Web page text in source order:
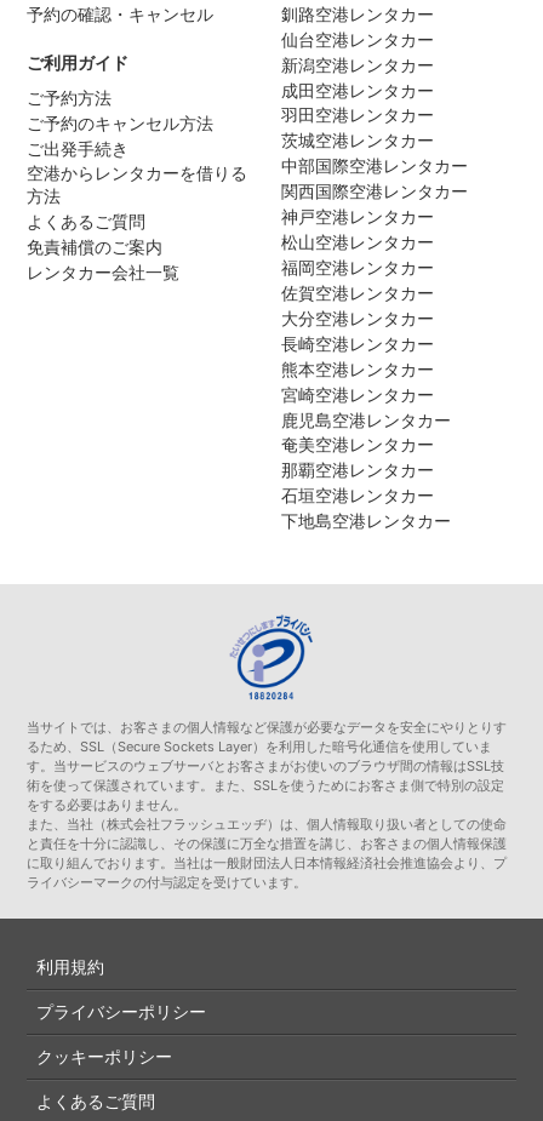
予約の確認・キャンセル
ご利用ガイド
ご予約方法
ご予約のキャンセル方法
ご出発手続き
空港からレンタカーを借りる
方法
よくあるご質問
免責補償のご案内
レンタカー会社一覧
釧路空港レンタカー
仙台空港レンタカー
新潟空港レンタカー
成田空港レンタカー
羽田空港レンタカー
茨城空港レンタカー
中部国際空港レンタカー
関西国際空港レンタカー
神戸空港レンタカー
松山空港レンタカー
福岡空港レンタカー
佐賀空港レンタカー
大分空港レンタカー
長崎空港レンタカー
熊本空港レンタカー
宮崎空港レンタカー
鹿児島空港レンタカー
奄美空港レンタカー
那覇空港レンタカー
石垣空港レンタカー
下地島空港レンタカー
当サイトでは、お客さまの個人情報など保護が必要なデータを安全にやりとりす
るため、SSL（Secure Sockets Layer）を利用した暗号化通信を使用していま
す。当サービスのウェブサーバとお客さまがお使いのブラウザ間の情報はSSL技
術を使って保護されています。また、SSLを使うためにお客さま側で特別の設定
をする必要はありません。
また、当社（株式会社フラッシュエッヂ）は、個人情報取り扱い者としての使命
と責任を十分に認識し、その保護に万全な措置を講じ、お客さまの個人情報保護
に取り組んでおります。当社は一般財団法人日本情報経済社会推進協会より、プ
ライバシーマークの付与認定を受けています。
利用規約
プライバシーポリシー
クッキーポリシー
よくあるご質問